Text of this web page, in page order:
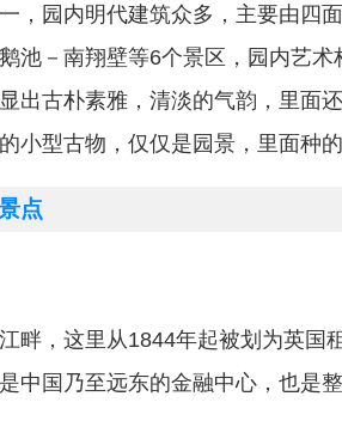
，园内明代建筑众多，主要由四
池－南翔壁等6个景区，园内艺
出古朴素雅，清淡的气韵，里面
小型古物，仅仅是园景，里面种
点
畔，这里从1844年起被划为英国
中国乃至远东的金融中心，也是